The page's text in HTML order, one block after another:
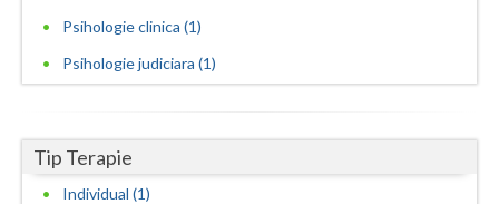
Valcea
Vrancea
Psihologie clinica (1)
Psihologie judiciara (1)
Tip Terapie
Individual (1)